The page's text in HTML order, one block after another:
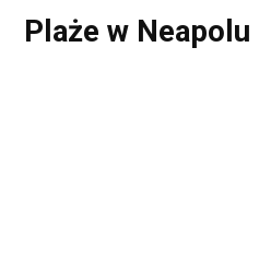
Plaże w Neapolu